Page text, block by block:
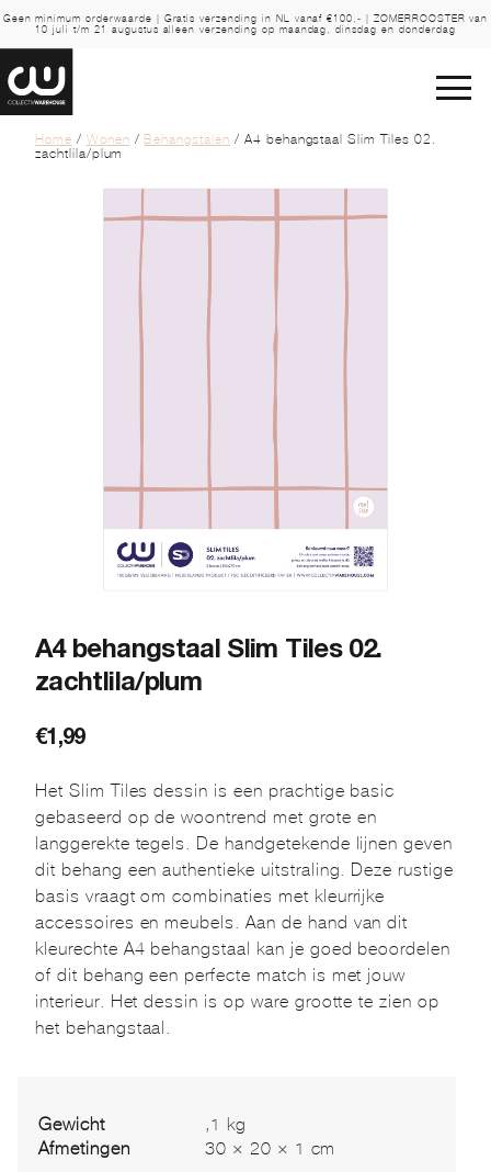
Geen minimum orderwaarde | Gratis verzending in NL vanaf €100,- | ZOMERROOSTER van
10 juli t/m 21 augustus alleen verzending op maandag, dinsdag en donderdag
Home / Wonen / Behangstalen / A4 behangstaal Slim Tiles 02.
zachtlila/plum
A4 behangstaal Slim Tiles 02.
zachtlila/plum
€1,99
Het Slim Tiles dessin is een prachtige basic
gebaseerd op de woontrend met grote en
langgerekte tegels. De handgetekende lijnen geven
dit behang een authentieke uitstraling. Deze rustige
basis vraagt om combinaties met kleurrijke
accessoires en meubels. Aan de hand van dit
kleurechte A4 behangstaal kan je goed beoordelen
of dit behang een perfecte match is met jouw
interieur. Het dessin is op ware grootte te zien op
het behangstaal.
Gewicht
,1 kg
Afmetingen
30 × 20 × 1 cm